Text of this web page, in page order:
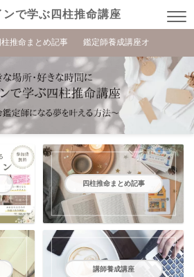
ンで学ぶ四柱推命講座
柱推命まとめ記事 鑑定師養成講座オ
四柱推命まとめ記事
講師養成講座